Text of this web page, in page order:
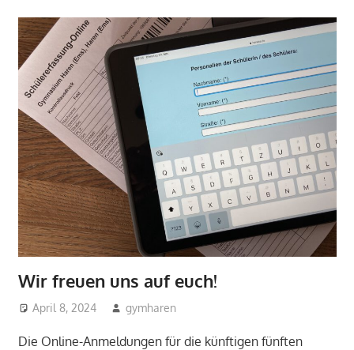
Wir freuen uns auf euch!
April 8, 2024 gymharen
Die Online-Anmeldungen für die künftigen fünften